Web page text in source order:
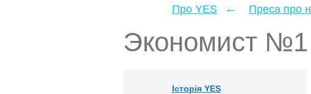
Про YES ← Преса про
Экономист №1
Історія YES